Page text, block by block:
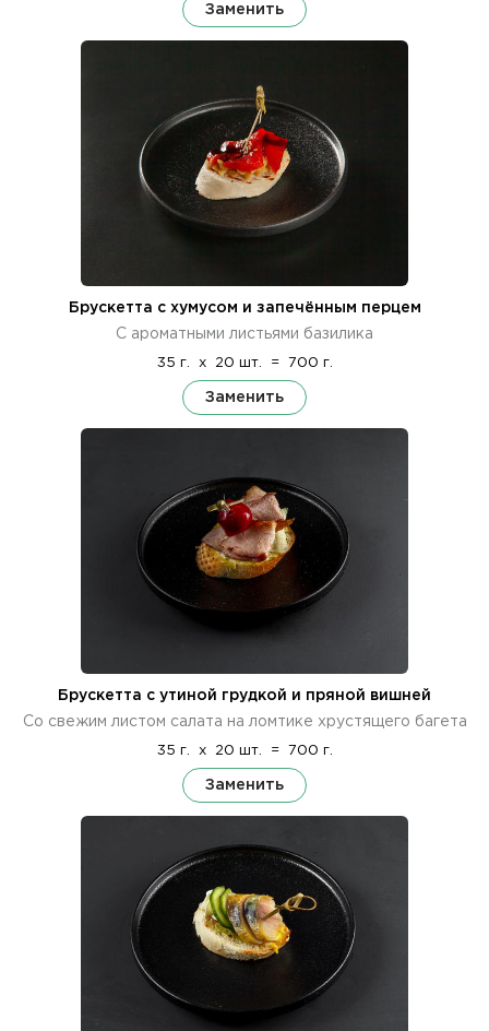
Заменить
Брускетта с хумусом и запечённым перцем
С ароматными листьями базилика
35 г. x 20 шт. = 700 г.
Заменить
Брускетта с утиной грудкой и пряной вишней
Со свежим листом салата на ломтике хрустящего багета
35 г. x 20 шт. = 700 г.
Заменить